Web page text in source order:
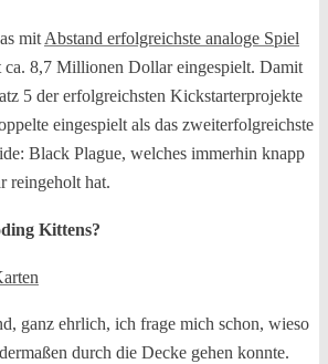
mit Abstand erfolgreichste analoge Spiel
8,7 Millionen Dollar eingespielt. Damit
5 der erfolgreichsten Kickstarterprojekte
eingespielt als das zweiterfolgreichste
Black Plague, welches immerhin knapp
reingeholt hat.
Kittens?
ganz ehrlich, ich frage mich schon, wieso
durch die Decke gehen konnte.